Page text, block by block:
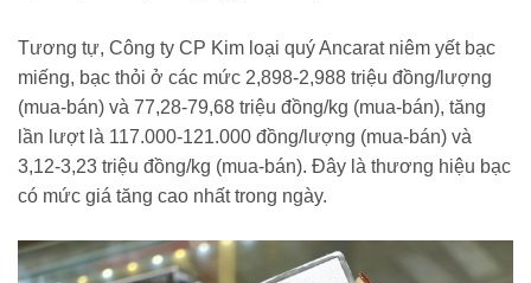
Tương tự, Công ty CP Kim loại quý Ancarat niêm yết bạc
miếng, bạc thỏi ở các mức 2,898-2,988 triệu đồng/lượng
(mua-bán) và 77,28-79,68 triệu đồng/kg (mua-bán), tăng
lần lượt là 117.000-121.000 đồng/lượng (mua-bán) và
3,12-3,23 triệu đồng/kg (mua-bán). Đây là thương hiệu bạc
có mức giá tăng cao nhất trong ngày.